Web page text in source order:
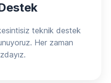
teknik destek
Her zaman